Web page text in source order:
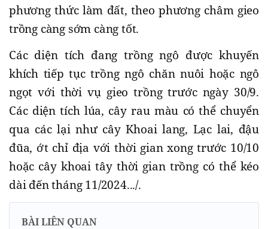
phương thức làm đất, theo phương châm gieo
trồng càng sớm càng tốt.
Các diện tích đang trồng ngô được khuyến
khích tiếp tục trồng ngô chăn nuôi hoặc ngô
ngọt với thời vụ gieo trồng trước ngày 30/9.
Các diện tích lúa, cây rau màu có thể chuyển
qua các lại như cây Khoai lang, Lạc lai, đậu
đũa, ớt chỉ địa với thời gian xong trước 10/10
hoặc cây khoai tây thời gian trồng có thể kéo
dài đến tháng 11/2024.../.
BÀI LIÊN QUAN